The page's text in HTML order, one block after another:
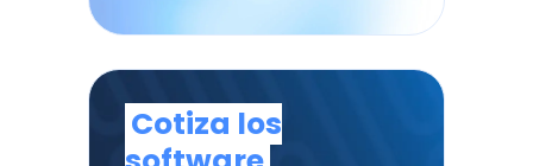
Cotiza los